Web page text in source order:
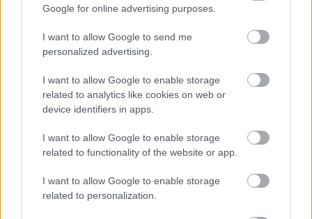
Google for online advertising purposes.
I want to allow Google to send me
personalized advertising.
I want to allow Google to enable storage
related to analytics like cookies on web or
device identifiers in apps.
I want to allow Google to enable storage
related to functionality of the website or app.
I want to allow Google to enable storage
related to personalization.
rekonstrukcióra, a székesegyház
Franciaország történelmének szerves része.
Persze nem csak a százmilliós adományokat
érdemes megemlíteni, hiszenMartin és Olivier
Bouygues, a Château Montrose (St Estèphe,
Loire-völgy) tulajdonosai 10 millió eurót ajánlottak
Saury, Berthomieu és Leroi hordók
legjobb tölgyfáikat fogják odaadni a tetőszerkezet
újjáépítésére.